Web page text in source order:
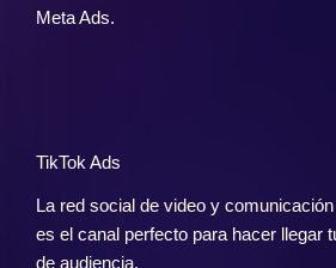
Meta Ads.
TikTok Ads
La red social de video y
es el canal perfecto para hacer llegar
de audiencia.